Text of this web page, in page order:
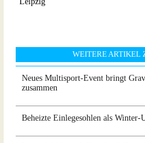
WEITERE ARTIKEL
Neues Multisport-Event bringt
zusammen
Beheizte Einlegesohlen als Winter-